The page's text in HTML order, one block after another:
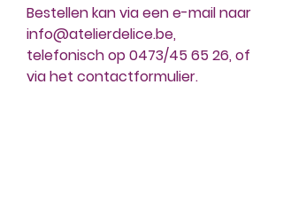
Bestellen kan via een e-mail naar
info@atelierdelice.be,
telefonisch op 0473/45 65 26, of
via het contactformulier.